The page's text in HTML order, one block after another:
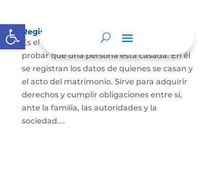
Abrir barra de herramientas
Registro Civil de Matrimonio
Es el documento público necesario para
probar que una persona está casada. En él
se registran los datos de quienes se casan y
el acto del matrimonio. Sirve para adquirir
derechos y cumplir obligaciones entre sí,
ante la familia, las autoridades y la
sociedad....